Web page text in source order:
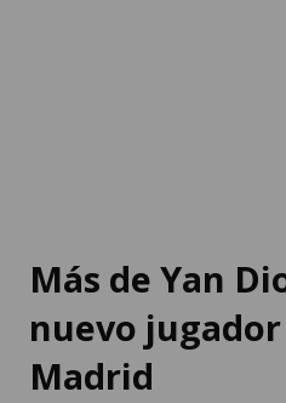
Más de Yan
nuevo
Madrid